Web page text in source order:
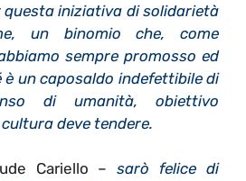
questa iniziativa di solidarietà
un binomio che, come
sempre promosso ed
un caposaldo indefettibile di
di umanità, obiettivo
deve tendere.
Cariello –sarò felice di